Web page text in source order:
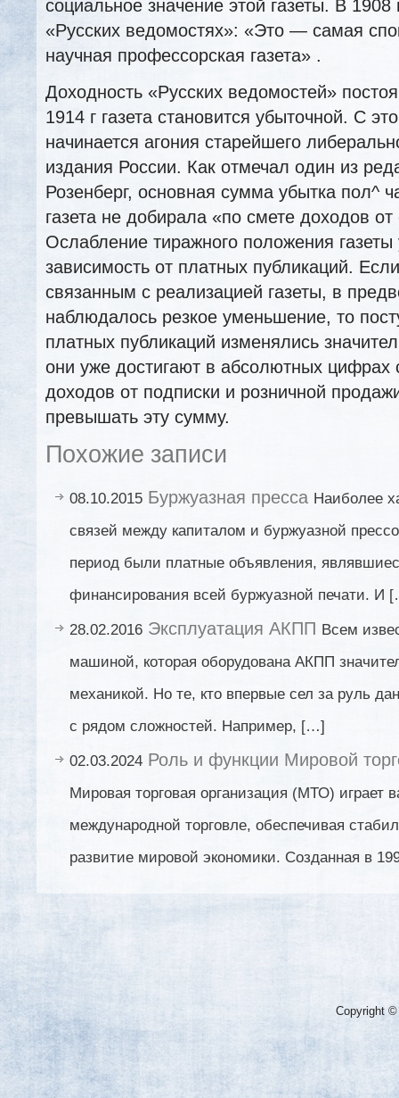
социальное значение этой газеты. В
«Русских ведомостях»: «Это — самая
научная профессорская газета» .
Доходность «Русских ведомостей»
1914 г газета становится убыточной. С
начинается агония старейшего
издания России. Как отмечал один из
Розенберг, основная сумма убытка пол^
газета не добирала «по смете доходов
Ослабление тиражного положения
зависимость от платных публикаций.
связанным с реализацией газеты, в
наблюдалось резкое уменьшение, то
платных публикаций изменялись
они уже достигают в абсолютных
доходов от подписки и розничной
превышать эту сумму.
Похожие записи
08.10.2015 Буржуазная пресса Наиболее
связей между капиталом и буржуазной
период были платные объявления,
финансирования всей буржуазной печати. И
28.02.2016 Эксплуатация АКПП Всем
машиной, которая оборудована АКПП
механикой. Но те, кто впервые сел за руль
с рядом сложностей. Например, […]
02.03.2024 Роль и функции Мировой
Мировая торговая организация (МТО) играет
международной торговле, обеспечивая
развитие мировой экономики. Созданная в
Copyright ©